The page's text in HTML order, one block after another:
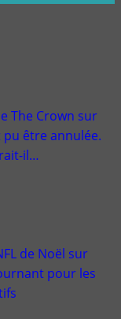
The Crown sur
être annulée.
il…
de Noël sur
pour les